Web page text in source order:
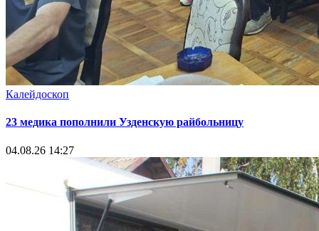
Калейдоскоп
23 медика пополнили Узденскую райбольницу
04.08.26 14:27